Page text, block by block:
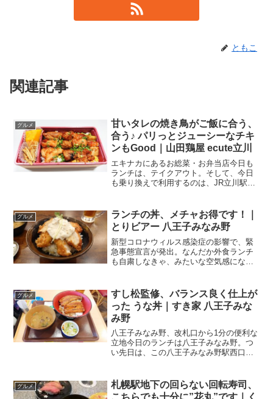
ともこ
関連記事
グルメ
甘いタレの焼き鳥がご飯に合う、
合う♪ パリっとジューシーなチキ
ンもGood｜山田鶏屋 ecute立川
エキナカにあるお総菜・お弁当店今日も
ランチは、テイクアウト。そして、今日
も乗り換えで利用するのは、JR立川駅。
川。改札内にも改札内にも飲食店や飲食
料品店などがあって、とに...
グルメ
ランチの丼、メチャお得です！｜
とりビアー 八王子みなみ野
新型コロナウィルス感染症の影響で、緊
急事態宣言が発出。なんだか外食ランチ
も自粛しなきゃ、みたいな空気感になり
リ取ってということで。駅前の好立地、
アクロスモールにある貴重...
グルメ
すし松監修、バランス良く仕上が
った うな丼｜すき家 八王子みな
み野
八王子みなみ野、改札口から1分の便利な
立地今日のランチは八王子みなみ野。つ
い先日は、この八王子みなみ野駅西口の
休止．．．でも、うな丼は美味！｜くら
寿司 八王子みなみ野↑こ...
グルメ
札幌駅地下の回らない回転寿司、
こちらでも十分に”花丸”です｜く